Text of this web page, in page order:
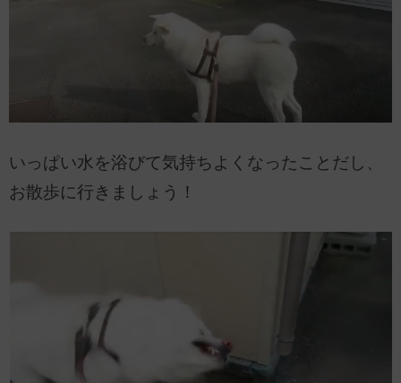
いっぱい水を浴びて気持ちよくなったことだし、
お散歩に行きましょう！